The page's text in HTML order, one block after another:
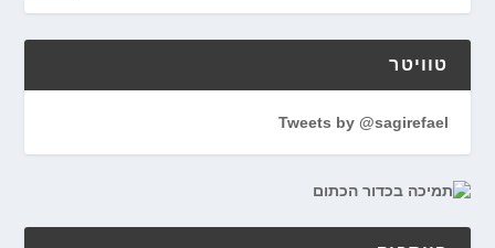
טוויטר
Tweets by @sagirefael